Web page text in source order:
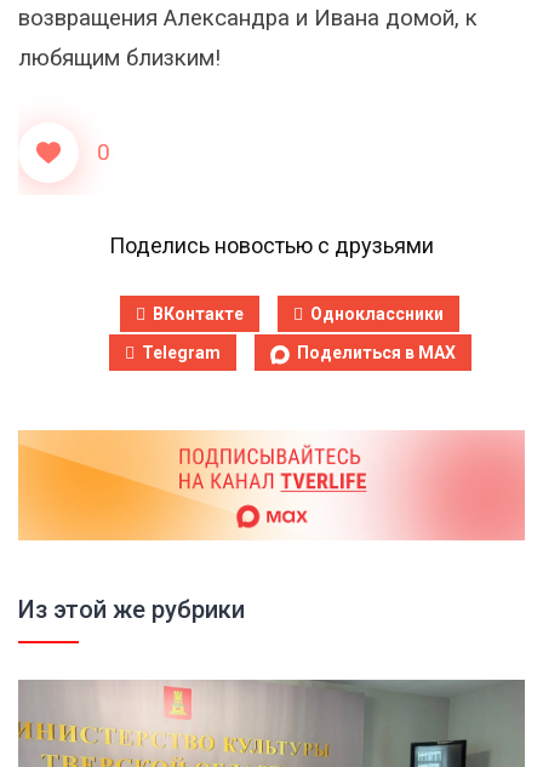
возвращения Александра и Ивана домой, к
любящим близким!
0
Поделись новостью с друзьями
ВКонтакте
Одноклассники
Telegram
Поделиться в MAX
Из этой же рубрики